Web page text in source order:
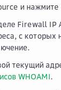
и нажмите
Firewall IP
с которых
текущий
WHOAMI.